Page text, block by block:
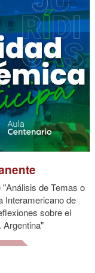
de Temas o
Interamericano de
sobre el